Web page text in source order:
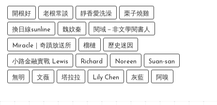
開根好 老根常談 靜香愛洗澡 栗子燒雞
換日線sunline 魏妏秦 閱域－非文學閱書人
Miracle｜奇蹟放送所 榴槤 歷史迷因
小路金融實戰 Lewis Richard Noreen Suan-san
無明 文薇 塔拉拉 Lily Chen 灰藍 阿嗅